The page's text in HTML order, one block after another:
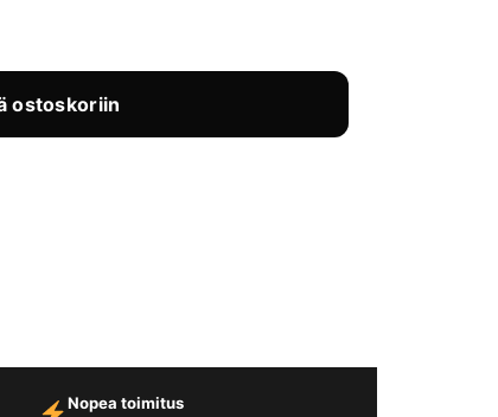
ostoskoriin
Nopea toimitus